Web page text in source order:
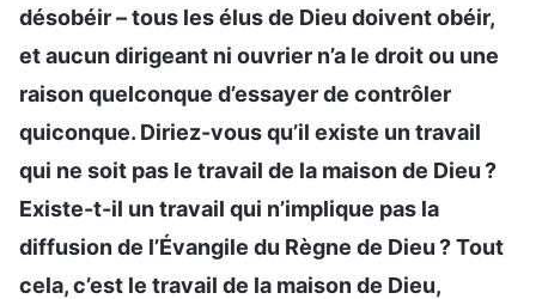
désobéir – tous les élus de Dieu doivent obéir,
et aucun dirigeant ni ouvrier n’a le droit ou une
raison quelconque d’essayer de contrôler
quiconque. Diriez-vous qu’il existe un travail
qui ne soit pas le travail de la maison de Dieu ?
Existe-t-il un travail qui n’implique pas la
diffusion de l’Évangile du Règne de Dieu ? Tout
cela, c’est le travail de la maison de Dieu,